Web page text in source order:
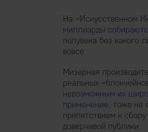
На «Искусственном
миллиарды
полувека без какого
вовсе.
Мизерная
реальных
невозможным их
применение, тоже не
препятствием к
доверчивой публики.